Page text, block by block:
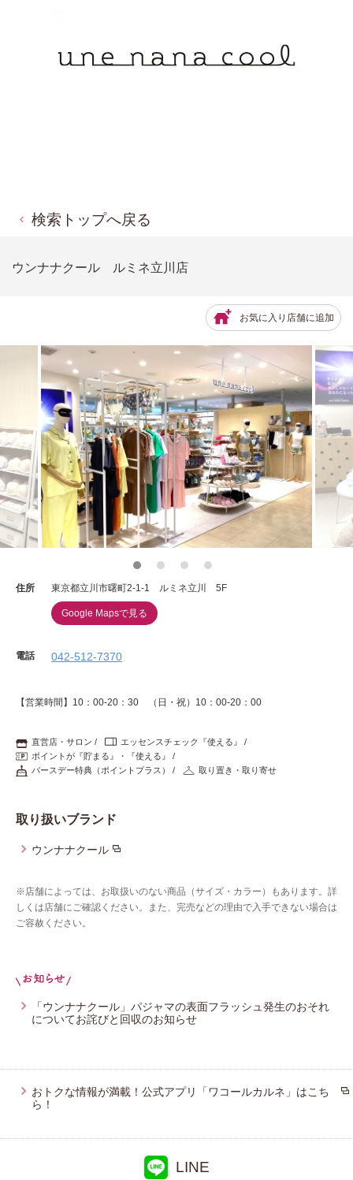
検索トップへ戻る
ウンナナクール ルミネ立川店
お気に入り店舗に追加
住所 東京都立川市曙町2-1-1 ルミネ立川 5F
Google Mapsで見る
電話 042-512-7370
【営業時間】10：00-20：30 （日・祝）10：00-20：00
直営店・サロン
エッセンスチェック『使える』
ポイントが『貯まる』・『使える』
バースデー特典（ポイントプラス）
取り置き・取り寄せ
取り扱いブランド
ウンナナクール
※店舗によっては、お取扱いのない商品（サイズ・カラー）もあります。詳
しくは店舗にご確認ください。また、完売などの理由で入手できない場合は
ご容赦ください。
「ウンナナクール」パジャマの表面フラッシュ発生のおそれ
についてお詫びと回収のお知らせ
おトクな情報が満載！公式アプリ「ワコールカルネ」はこち
ら！
LINE